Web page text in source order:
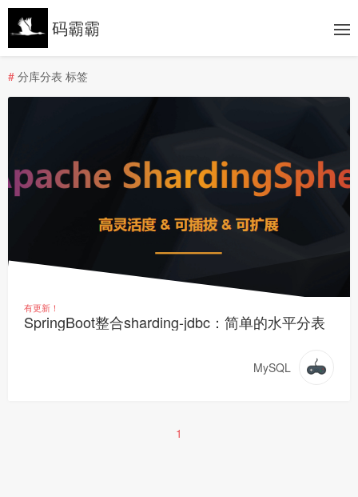
码霸霸
# 分库分表 标签
有更新！
SpringBoot整合sharding-jdbc：简单的水平分表
MySQL
1